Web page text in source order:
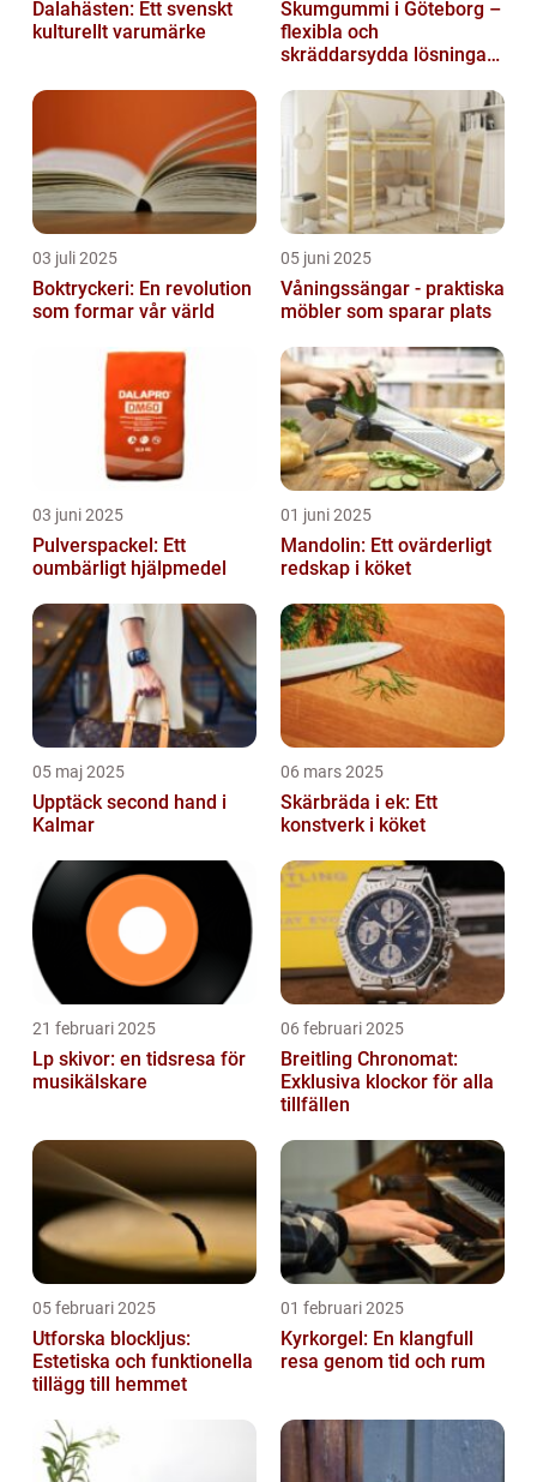
Dalahästen: Ett svenskt
kulturellt varumärke
Skumgummi i Göteborg –
flexibla och
skräddarsydda lösningar
03 juli 2025
Boktryckeri: En revolution
som formar vår värld
05 juni 2025
Våningssängar - praktiska
möbler som sparar plats
03 juni 2025
Pulverspackel: Ett
oumbärligt hjälpmedel
01 juni 2025
Mandolin: Ett ovärderligt
redskap i köket
05 maj 2025
Upptäck second hand i
Kalmar
06 mars 2025
Skärbräda i ek: Ett
konstverk i köket
21 februari 2025
Lp skivor: en tidsresa för
musikälskare
06 februari 2025
Breitling Chronomat:
Exklusiva klockor för alla
tillfällen
05 februari 2025
Utforska blockljus:
Estetiska och funktionella
tillägg till hemmet
01 februari 2025
Kyrkorgel: En klangfull
resa genom tid och rum